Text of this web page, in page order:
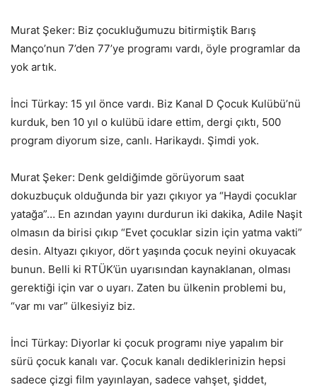
Murat Şeker: Biz çocukluğumuzu bitirmiştik Barış
Manço’nun 7’den 77’ye programı vardı, öyle programlar da
yok artık.
İnci Türkay: 15 yıl önce vardı. Biz Kanal D Çocuk Kulübü’nü
kurduk, ben 10 yıl o kulübü idare ettim, dergi çıktı, 500
program diyorum size, canlı. Harikaydı. Şimdi yok.
Murat Şeker: Denk geldiğimde görüyorum saat
dokuzbuçuk olduğunda bir yazı çıkıyor ya “Haydi çocuklar
yatağa”… En azından yayını durdurun iki dakika, Adile Naşit
olmasın da birisi çıkıp “Evet çocuklar sizin için yatma vakti”
desin. Altyazı çıkıyor, dört yaşında çocuk neyini okuyacak
bunun. Belli ki RTÜK’ün uyarısından kaynaklanan, olması
gerektiği için var o uyarı. Zaten bu ülkenin problemi bu,
“var mı var” ülkesiyiz biz.
İnci Türkay: Diyorlar ki çocuk programı niye yapalım bir
sürü çocuk kanalı var. Çocuk kanalı dediklerinizin hepsi
sadece çizgi film yayınlayan, sadece vahşet, şiddet,